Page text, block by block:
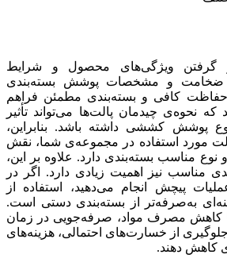
گرفتن ویژگی‌های محصول و شرایط
ضخامت و مشخصات پوشش بسته‌بندی
حفاظت کافی و بسته‌بندی مطمئن فراهم
نحوه‌ی چیدمان پالت‌ها می‌تواند تأثیر
پوشش کششی داشته باشد. بنابراین،
مورد استفاده در مجموعه‌ی شما، نقش
نوع مناسب بسته‌بندی دارد. علاوه بر این،
مناسب نیز اهمیت زیادی دارد. اگر در
از ۱۵ بار عملیات پیچش انجام می‌دهید، استفاده از
به‌صرفه‌تر از بسته‌بندی دستی است.
با کاهش مصرف مواد، صرفه‌جویی در زمان
از خسارت‌های احتمالی، هزینه‌های
کاهش دهند.